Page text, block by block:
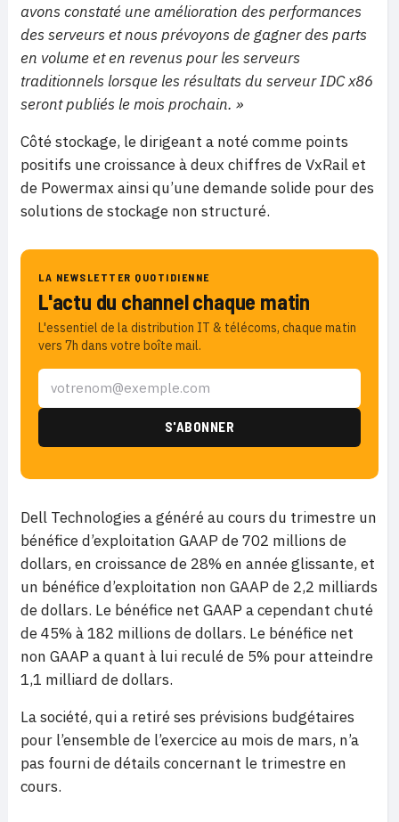
avons constaté une amélioration des performances
des serveurs et nous prévoyons de gagner des parts
en volume et en revenus pour les serveurs
traditionnels lorsque les résultats du serveur IDC x86
seront publiés le mois prochain. »
Côté stockage, le dirigeant a noté comme points
positifs une croissance à deux chiffres de VxRail et
de Powermax ainsi qu’une demande solide pour des
solutions de stockage non structuré.
LA NEWSLETTER QUOTIDIENNE
L'actu du channel chaque matin
L'essentiel de la distribution IT & télécoms, chaque matin
vers 7h dans votre boîte mail.
Dell Technologies a généré au cours du trimestre un
bénéfice d’exploitation GAAP de 702 millions de
dollars, en croissance de 28% en année glissante, et
un bénéfice d’exploitation non GAAP de 2,2 milliards
de dollars. Le bénéfice net GAAP a cependant chuté
de 45% à 182 millions de dollars. Le bénéfice net
non GAAP a quant à lui reculé de 5% pour atteindre
1,1 milliard de dollars.
La société, qui a retiré ses prévisions budgétaires
pour l’ensemble de l’exercice au mois de mars, n’a
pas fourni de détails concernant le trimestre en
cours.